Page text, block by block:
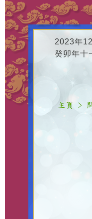
2023年
癸卯年十